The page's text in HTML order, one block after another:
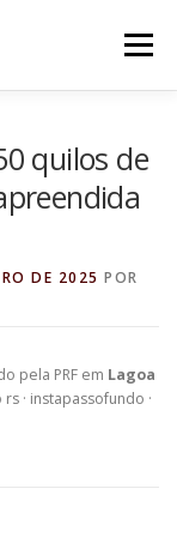
Menu
quilos de
DE 2025 POR
pela PRF em Lagoa
· instapassofundo ·